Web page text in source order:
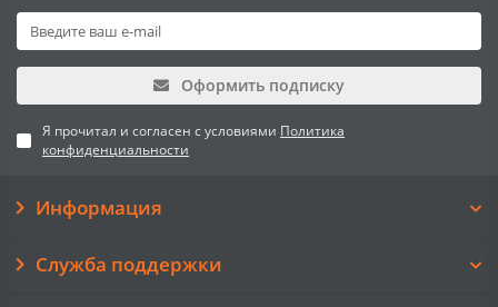
Оформить подписку
Я прочитал и согласен с условиями Политика
конфиденциальности
Информация
Служба поддержки